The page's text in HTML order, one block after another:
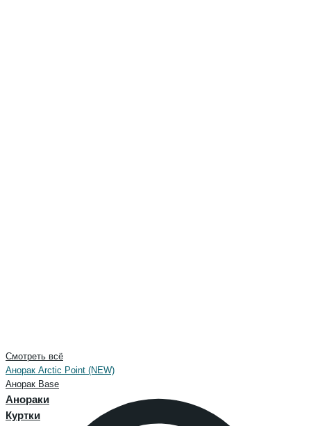
Смотреть всё
Анорак Arctic Point (NEW)
Анорак Base
Анораки
Куртки